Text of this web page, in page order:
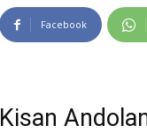
Facebook
Kisan